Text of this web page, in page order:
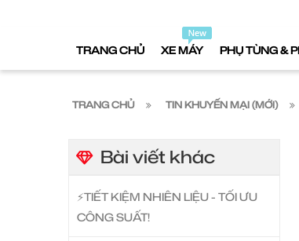
TRANG CHỦ XE MÁY PHỤ TÙNG &
TRANG CHỦ TIN KHUYẾN MẠI (MỚI)
Bài viết khác
⚡️TIẾT KIỆM NHIÊN LIỆU - TỐI ƯU
CÔNG SUẤT!